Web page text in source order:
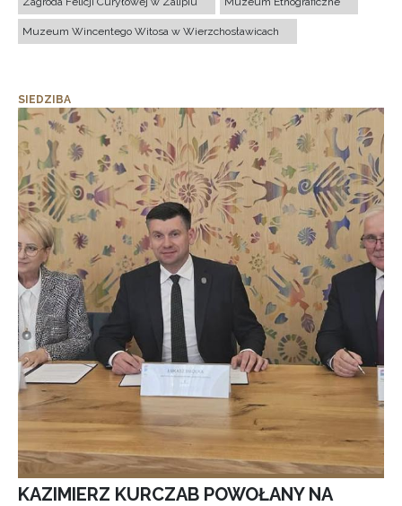
Muzeum Wincentego Witosa w Wierzchosławicach
SIEDZIBA
KAZIMIERZ KURCZAB POWOŁANY NA